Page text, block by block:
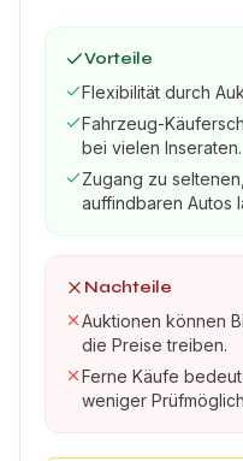
Vorteile
Flexibilität durch
Fahrzeug-
bei vielen Inseraten.
Zugang zu
auffindbaren Autos
Nachteile
Auktionen können
die Preise treiben.
Ferne Käufe
weniger